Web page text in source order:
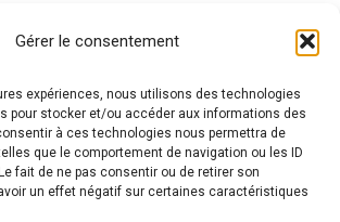
Gérer le consentement
expériences, nous utilisons des technologies
pour stocker et/ou accéder aux informations des
à ces technologies nous permettra de
que le comportement de navigation ou les ID
fait de ne pas consentir ou de retirer son
un effet négatif sur certaines caractéristiques
seule passion, venez visiter notre shop
de motos